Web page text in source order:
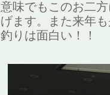
意味でもこのお二
げます。また来年
釣りは面白い！！